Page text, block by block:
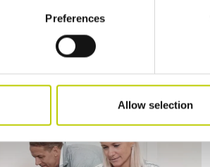
Preferences
Allow selection